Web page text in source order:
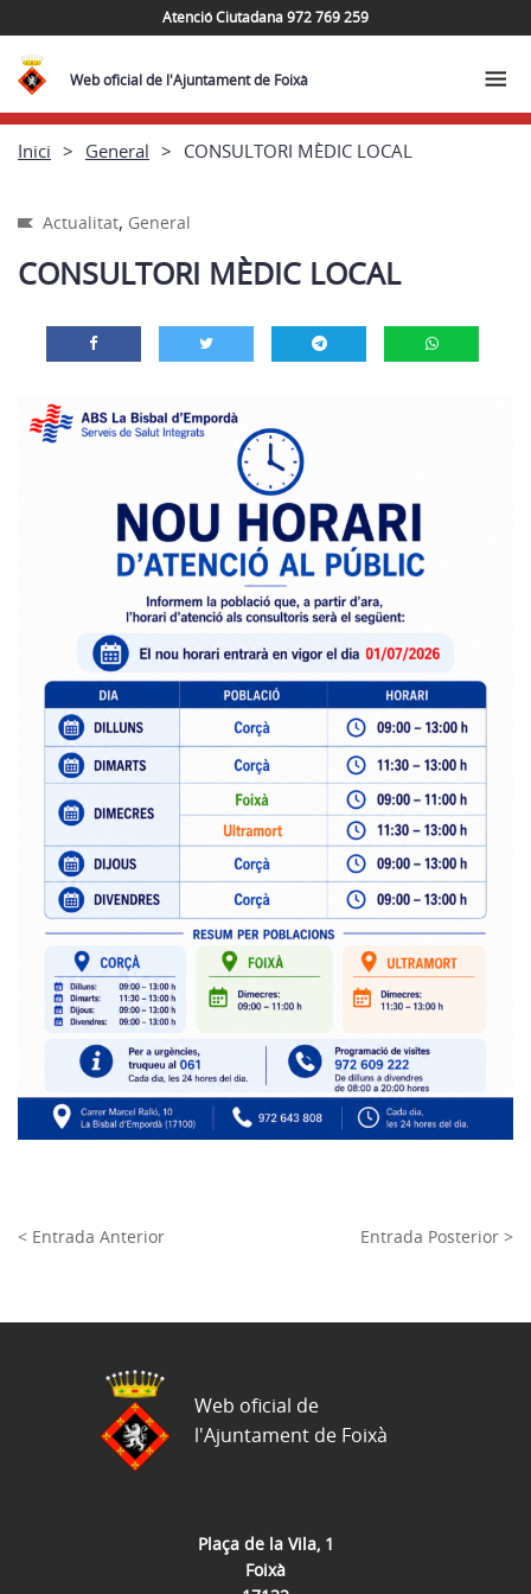
Atenció Ciutadana 972 769 259
Web oficial de l'Ajuntament de Foixà
Inici General CONSULTORI MÈDIC LOCAL
Actualitat, General
CONSULTORI MÈDIC LOCAL
< Entrada Anterior Entrada Posterior >
Plaça de la Vila, 1
Foixà
Web oficial de
l'Ajuntament de Foixà